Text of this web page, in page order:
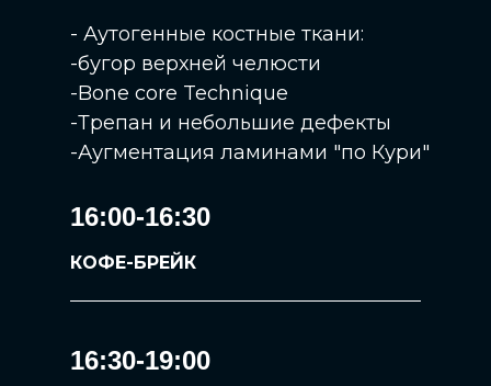
16:30-19:00
16:00-16:30
КОФЕ-БРЕЙК
- Аутогенные костные ткани:
-бугор верхней челюсти
-Bone core Technique
-Трепан и небольшие дефекты
-Аугментация ламинами "по Кури"